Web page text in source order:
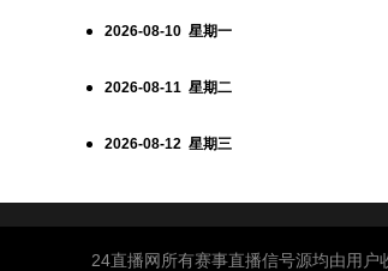
2026-08-10 星期一
2026-08-11 星期二
2026-08-12 星期三
24直播网所有赛事直播信号源均由用